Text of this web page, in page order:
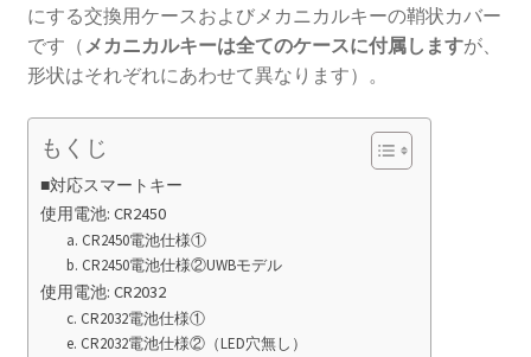
にする交換用ケースおよびメカニカルキーの鞘状カバー
です（メカニカルキーは全てのケースに付属しますが、
形状はそれぞれにあわせて異なります）。
もくじ
■対応スマートキー
使用電池: CR2450
a. CR2450電池仕様①
b. CR2450電池仕様②UWBモデル
使用電池: CR2032
c. CR2032電池仕様①
e. CR2032電池仕様②（LED穴無し）